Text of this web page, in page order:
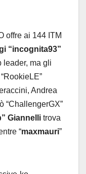
offre ai 144 ITM
“incognita93”
leader, ma gli
Andrea
“ChallengerGX”
Giannelli trova
“maxmauri”